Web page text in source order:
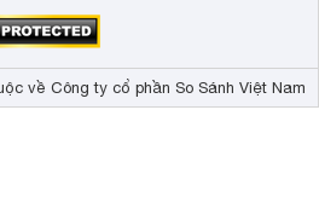
về Công ty cổ phần So Sánh Việt Nam